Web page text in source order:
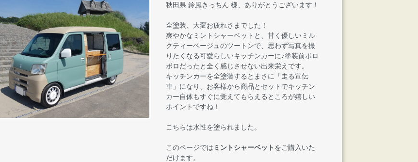
秋田県 鈴風きっちん 様、ありがとうございます！
全塗装、大変お疲れさまでした！
爽やかなミントシャーベットと、甘く優しいミル
クティーベージュのツートンで、思わず写真を撮
りたくなる可愛らしいキッチンカーに♪塗装前ボロ
ボロだったと全く感じさせない出来栄えです。
キッチンカーを全塗装するとまさに「走る宣伝
車」になり、お客様から商品とセットでキッチン
カー自体もすぐに覚えてもらえるところが嬉しい
ポイントですね！
こちらは水性を塗られました。
このページでは ミントシャーベット をご購入いた
だけます。